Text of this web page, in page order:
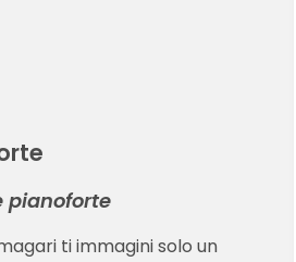
pianoforte
ti immagini solo un